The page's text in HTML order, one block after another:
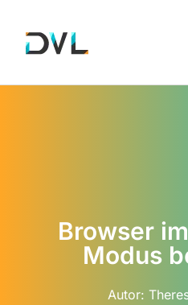
Browser
Modus
Autor: